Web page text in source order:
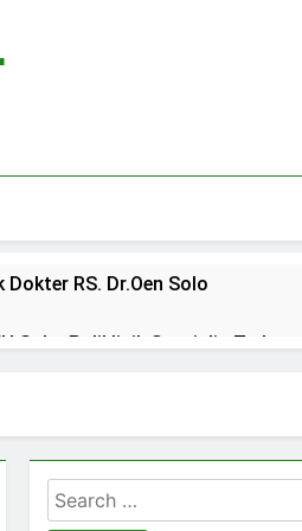
RS. Dr.Oen Solo
Solo: Poliklinik Spesialis Terbaru
Hati Wonogiri
BPJS RSUD Banyumas
Search
for: